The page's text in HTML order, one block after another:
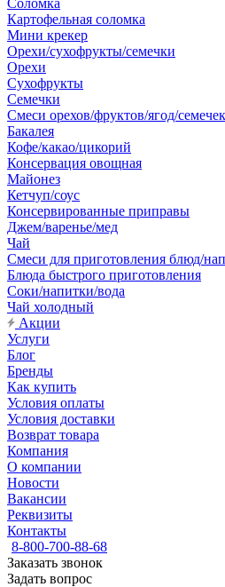
Соломка
Картофельная соломка
Мини крекер
Орехи/сухофрукты/семечки
Орехи
Сухофрукты
Семечки
Смеси орехов/фруктов/ягод/семечек
Бакалея
Кофе/какао/цикорий
Консервация овощная
Майонез
Кетчуп/соус
Консервированные приправы
Джем/варенье/мед
Чай
Смеси для приготовления блюд/
Блюда быстрого приготовления
Соки/напитки/вода
Чай холодный
Акции
Услуги
Блог
Бренды
Как купить
Условия оплаты
Условия доставки
Возврат товара
Компания
О компании
Новости
Вакансии
Реквизиты
Контакты
8-800-700-88-68
Заказать звонок
Задать вопрос